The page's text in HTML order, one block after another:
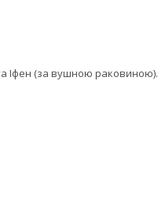
Іфен (за вушною раковиною).